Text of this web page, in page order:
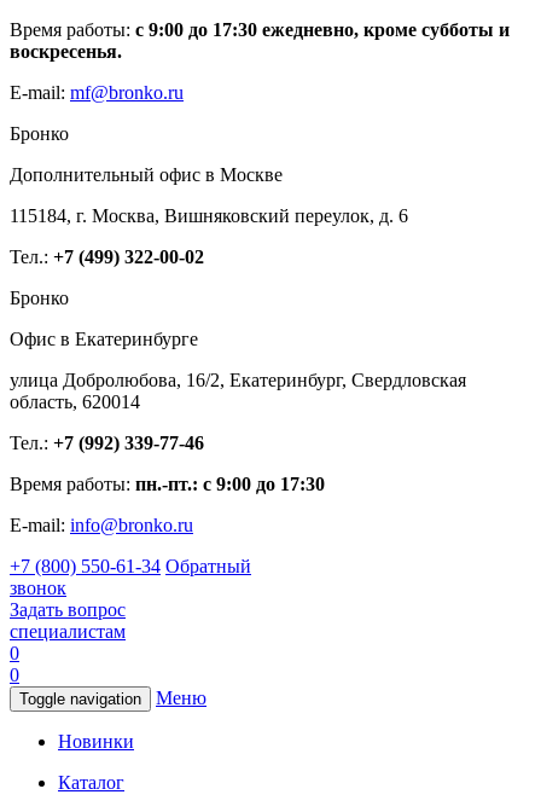
Время работы: с 9:00 до 17:30 ежедневно, кроме субботы и
воскресенья.
E-mail: mf@bronko.ru
Бронко
Дополнительный офис в Москве
115184, г. Москва, Вишняковский переулок, д. 6
Тел.: +7 (499) 322-00-02
Бронко
Офис в Екатеринбурге
улица Добролюбова, 16/2, Екатеринбург, Свердловская
область, 620014
Тел.: +7 (992) 339-77-46
Время работы: пн.-пт.: с 9:00 до 17:30
E-mail: info@bronko.ru
+7 (800) 550-61-34 Обратный
звонок
Задать вопрос
специалистам
0
0
Toggle navigation Меню
Новинки
Каталог